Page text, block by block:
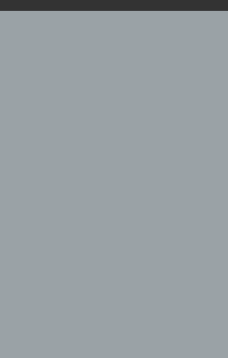
die Offenlegung durch Übermittlung, Verbreitung